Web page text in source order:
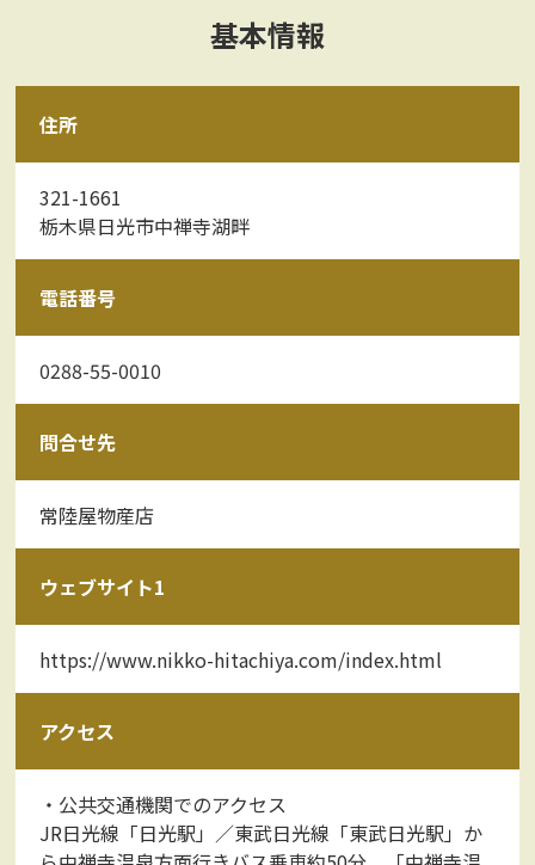
基本情報
住所
321-1661
栃木県日光市中禅寺湖畔
電話番号
0288-55-0010
問合せ先
常陸屋物産店
ウェブサイト1
https://www.nikko-hitachiya.com/index.html
アクセス
・公共交通機関でのアクセス
JR日光線「日光駅」／東武日光線「東武日光駅」か